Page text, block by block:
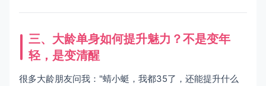
三、大龄单身如何提升魅力？不是变年
轻，是变清醒
很多大龄朋友问我："蜻小蜓，我都35了，还能提升什么